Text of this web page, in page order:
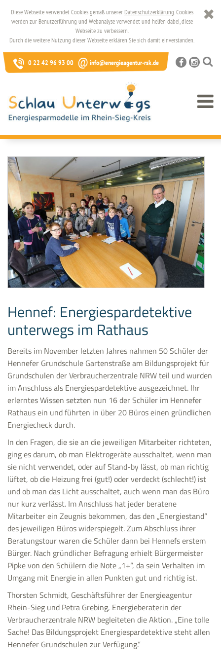
0 22 42 96 93 00 @ info@energieagentur-rsk.de
Hennef: Energiespardetektive
unterwegs im Rathaus
Bereits im November letzten Jahres nahmen 50 Schüler der
Hennefer Grundschule Gartenstraße am Bildungsprojekt für
Grundschulen der Verbraucherzentrale NRW teil und wurden
im Anschluss als Energiespardetektive ausgezeichnet. Ihr
erlerntes Wissen setzten nun 16 der Schüler im Hennefer
Rathaus ein und führten in über 20 Büros einen gründlichen
Energiecheck durch.
In den Fragen, die sie an die jeweiligen Mitarbeiter richteten,
ging es darum, ob man Elektrogeräte ausschaltet, wenn man
sie nicht verwendet, oder auf Stand-by lässt, ob man richtig
lüftet, ob die Heizung frei (gut!) oder verdeckt (schlecht!) ist
und ob man das Licht ausschaltet, auch wenn man das Büro
nur kurz verlässt. Im Anschluss hat jeder beratene
Mitarbeiter ein Zeugnis bekommen, das den „Energiestand“
des jeweiligen Büros widerspiegelt. Zum Abschluss ihrer
Beratungstour waren die Schüler dann bei Hennefs erstem
Bürger. Nach gründlicher Befragung erhielt Bürgermeister
Pipke von den Schülern die Note „1+“, da sein Verhalten im
Umgang mit Energie in allen Punkten gut und richtig ist.
Thorsten Schmidt, Geschäftsführer der Energieagentur
Rhein-Sieg und Petra Grebing, Energieberaterin der
Verbraucherzentrale NRW begleiteten die Aktion. „Eine tolle
Sache! Das Bildungsprojekt Energiespardetektive steht allen
Hennefer Grundschulen zur Verfügung.“
Diese Webseite verwendet Cookies gemäß unserer Datenschutzerklärung. Cookies
werden zur Benutzerführung und Webanalyse verwendet und helfen dabei, diese
Webseite zu verbessern.
Durch die weitere Nutzung dieser Webseite erklären Sie sich damit einverstanden.